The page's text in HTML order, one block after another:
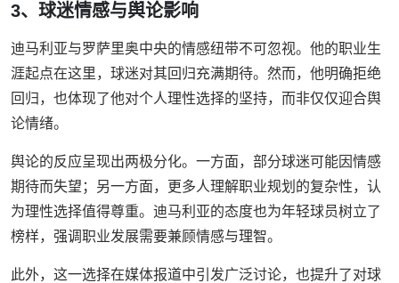
3、球迷情感与舆论影响
迪马利亚与罗萨里奥中央的情感纽带不可忽视。他的职业生
涯起点在这里，球迷对其回归充满期待。然而，他明确拒绝
回归，也体现了他对个人理性选择的坚持，而非仅仅迎合舆
论情绪。
舆论的反应呈现出两极分化。一方面，部分球迷可能因情感
期待而失望；另一方面，更多人理解职业规划的复杂性，认
为理性选择值得尊重。迪马利亚的态度也为年轻球员树立了
榜样，强调职业发展需要兼顾情感与理智。
此外，这一选择在媒体报道中引发广泛讨论，也提升了对球